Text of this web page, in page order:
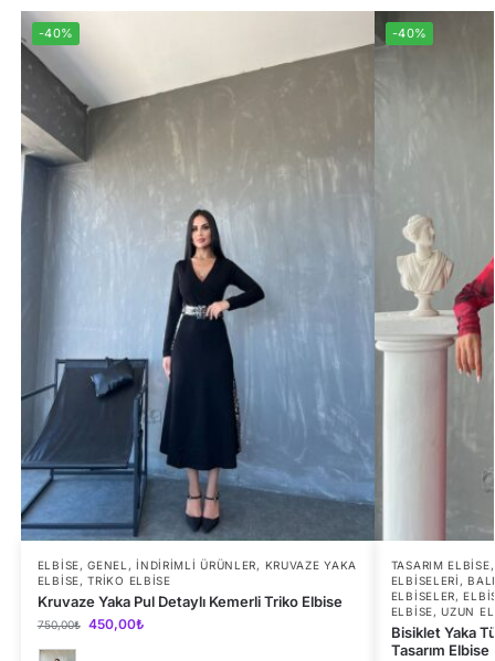
-40%
ELBISE,GENEL , İNDIRIMLI ÜRÜNLER, KRUVAZE YAKA
ELBISE,TRIKO ELBISE
Kruvaze Yaka Pul Detaylı Kemerli Triko Elbise
750,00₺ 450,00₺
-40%
TASARIM ELBISE
ELBISELERI ,
ELBISELER,
ELBISE,UZUN
Bisiklet Yaka
Tasarım Elbise